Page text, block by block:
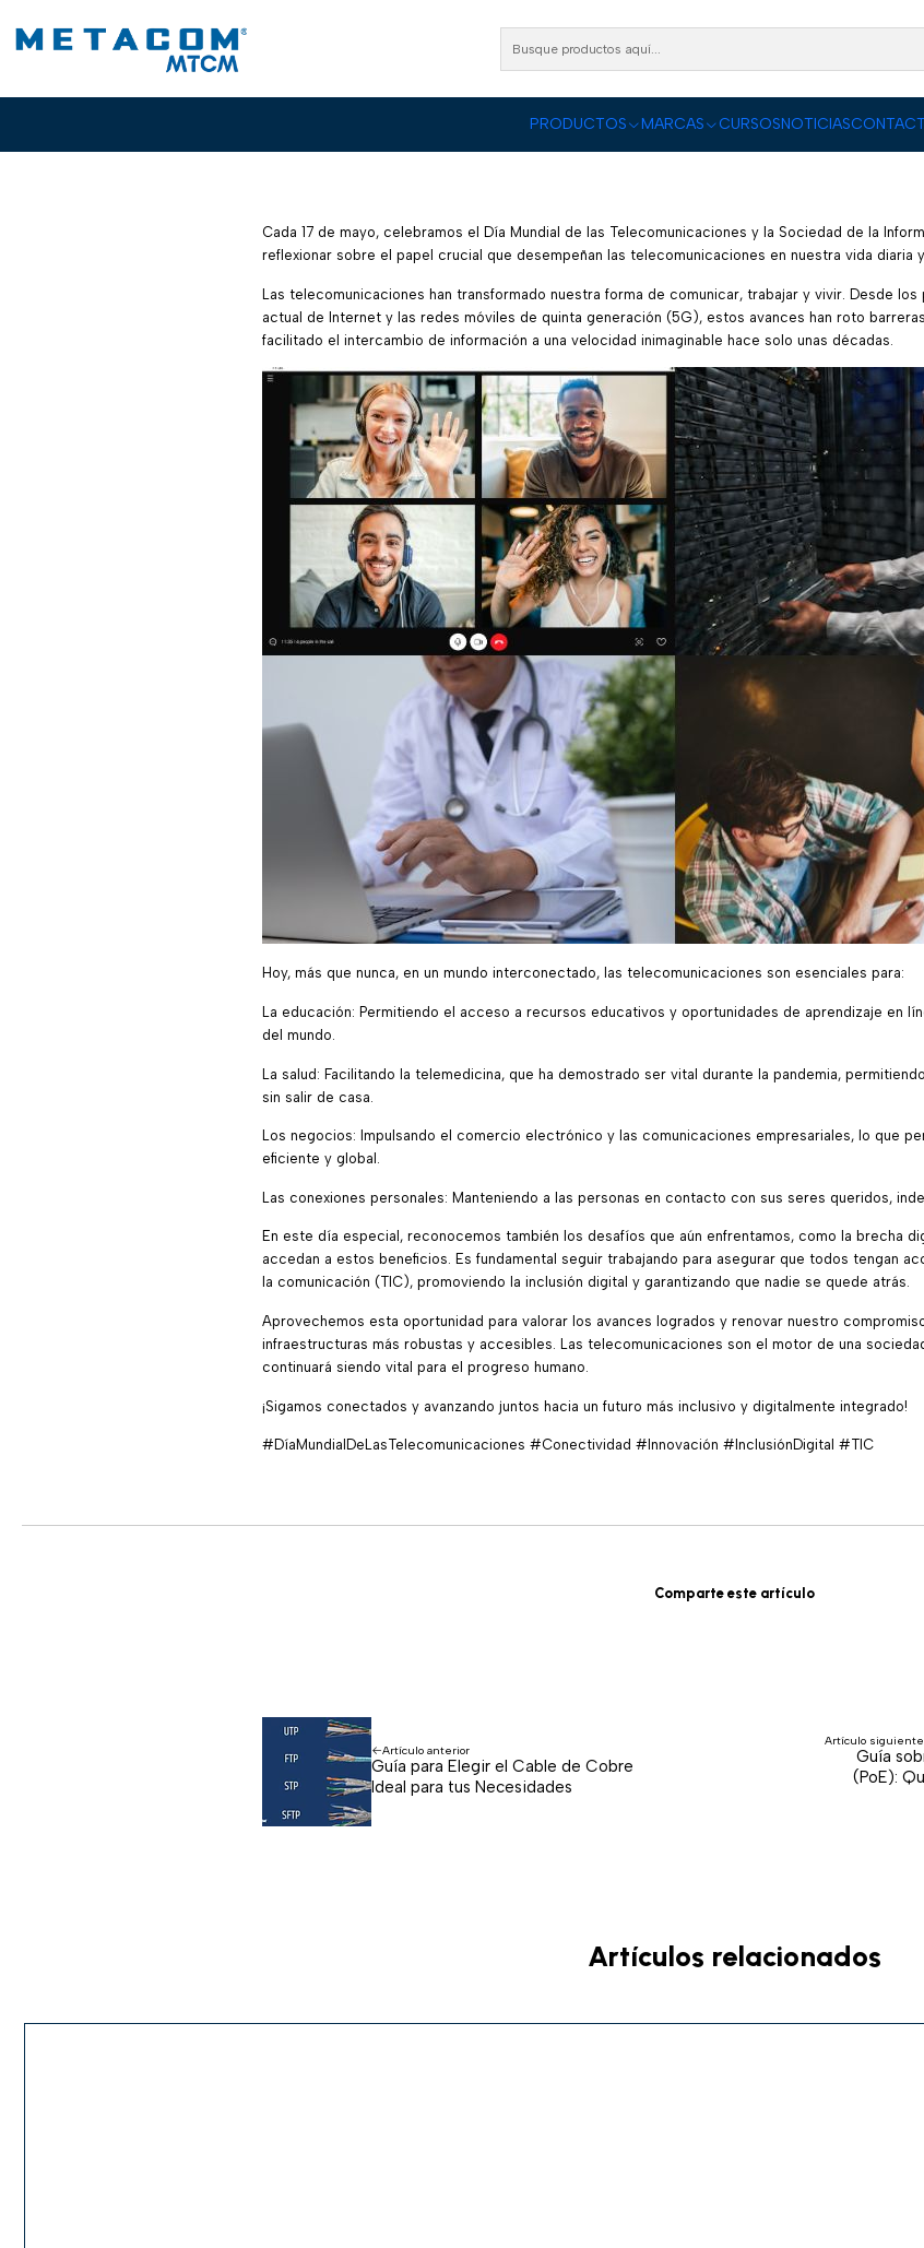
PRODUCTOS MARCAS CURSOSNOTICIAS
Día de la
Cada 17 de mayo, celebramos el Día Mundial de las Telecomunicaciones y la Sociedad de la
reflexionar sobre el papel crucial que desempeñan las telecomunicaciones en nuestra vida diaria
Las telecomunicaciones han transformado nuestra forma de comunicar, trabajar y vivir. Desde
actual de Internet y las redes móviles de quinta generación (5G), estos avances han roto
facilitado el intercambio de información a una velocidad inimaginable hace solo unas décadas.
Hoy, más que nunca, en un mundo interconectado, las telecomunicaciones son esenciales para:
La educación: Permitiendo el acceso a recursos educativos y oportunidades de aprendizaje en
del mundo.
La salud: Facilitando la telemedicina, que ha demostrado ser vital durante la pandemia,
sin salir de casa.
Los negocios: Impulsando el comercio electrónico y las comunicaciones empresariales, lo que
eficiente y global.
Las conexiones personales: Manteniendo a las personas en contacto con sus seres queridos,
En este día especial, reconocemos también los desafíos que aún enfrentamos, como la brecha
accedan a estos beneficios. Es fundamental seguir trabajando para asegurar que todos tengan
la comunicación (TIC), promoviendo la inclusión digital y garantizando que nadie se quede atrás.
Aprovechemos esta oportunidad para valorar los avances logrados y renovar nuestro
infraestructuras más robustas y accesibles. Las telecomunicaciones son el motor de una
continuará siendo vital para el progreso humano.
¡Sigamos conectados y avanzando juntos hacia un futuro más inclusivo y digitalmente integrado!
#DíaMundialDeLasTelecomunicaciones #Conectividad #Innovación #InclusiónDigital #TIC
Comparte este artículo
Artículo anterior
Guía para Elegir el Cable de Cobre
Ideal para tus Necesidades
Artículo siguiente
Guía
(PoE):
Artículos relacionados